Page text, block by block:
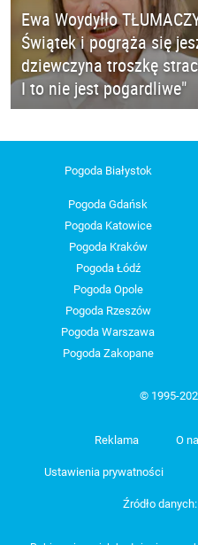
Ewa Woydyłło
Świątek i pogrąża się
dziewczyna troszkę
I to nie jest pogardliwe"
Pogoda Białystok
Pogoda Gdańsk
Pogoda Katowice
Pogoda Kraków
Pogoda Łódź
Pogoda Opole
Pogoda Rzeszów
Pogoda Warszawa
Pogoda Zakopane
© 1995-
Reklama O
Ustawienia prywatności
Źródło